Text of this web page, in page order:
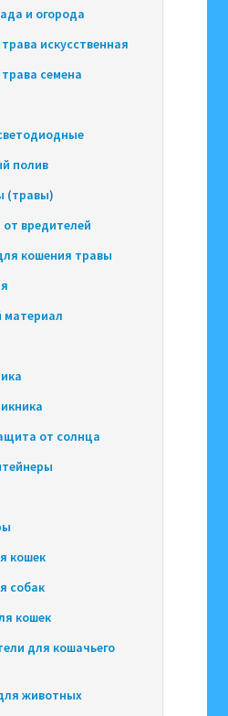
и огорода
искусственная
семена
полив
(травы)
от вредителей
кошения травы
материал
от солнца
кошек
собак
кошек
для кошачьего
животных